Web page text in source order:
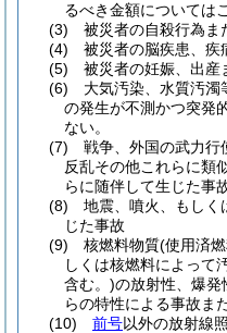
るべき金額については
(3)
被災者の自殺行為ま
(4)
被災者の脳疾患、疾
(5)
被災者の妊娠、出産
(6)
大気汚染、水質汚濁
の発生が不測かつ突発
ない。
(7)
戦争、外国の武力行
反乱その他これらに類
らに随伴して生じた事
(8)
地震、噴火、もしく
じた事故
(9)
核燃料物質(使用済
しくは核燃料によって
含む。)の放射性、爆発
らの特性による事故ま
(10)
前号以外の放射線